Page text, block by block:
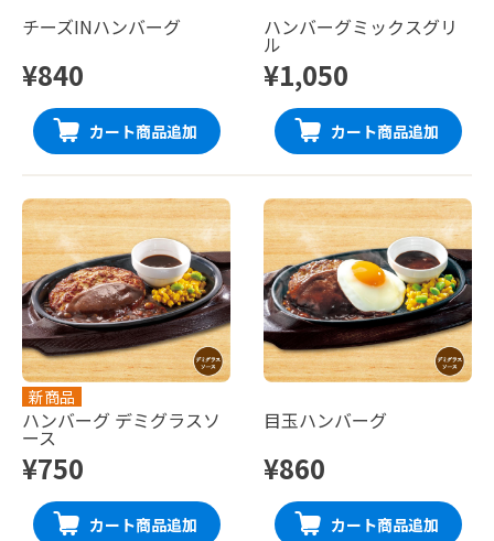
チーズINハンバーグ
¥840
カート商品追加
ハンバーグミックスグリ
ル
¥1,050
カート商品追加
新商品
ハンバーグ デミグラスソ
ース
¥750
カート商品追加
目玉ハンバーグ
¥860
カート商品追加